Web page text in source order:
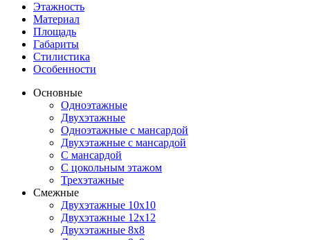
Этажность
Материал
Площадь
Габариты
Стилистика
Особенности
Основные
Одноэтажные
Двухэтажные
Одноэтажные с мансардой
Двухэтажные с мансардой
С мансардой
С цокольным этажом
Трехэтажные
Смежные
Двухэтажные 10х10
Двухэтажные 12х12
Двухэтажные 8х8